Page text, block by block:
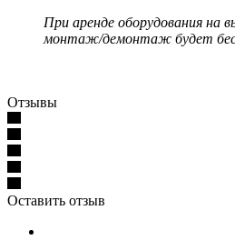
При аренде оборудования на
монтаж/демонтаж будет
Отзывы
Оставить отзыв